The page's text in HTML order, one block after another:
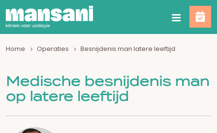
Home Operaties Besnijdenis man latere leeftijd
Medische besnijdenis man
op latere leeftijd